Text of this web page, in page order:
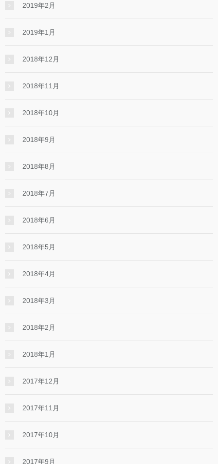
2019年2月
2019年1月
2018年12月
2018年11月
2018年10月
2018年9月
2018年8月
2018年7月
2018年6月
2018年5月
2018年4月
2018年3月
2018年2月
2018年1月
2017年12月
2017年11月
2017年10月
2017年9月